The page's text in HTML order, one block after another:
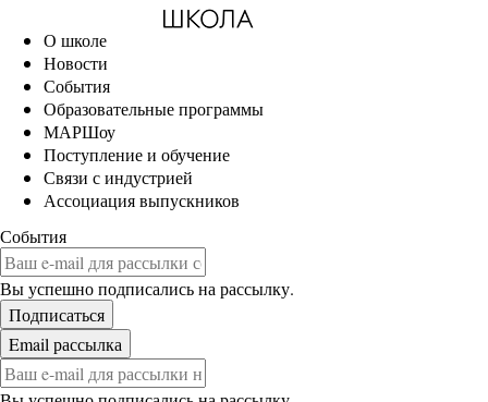
О школе
Новости
События
Образовательные программы
МАРШоу
Поступление и обучение
Связи с индустрией
Ассоциация выпускников
События
Вы успешно подписались на рассылку.